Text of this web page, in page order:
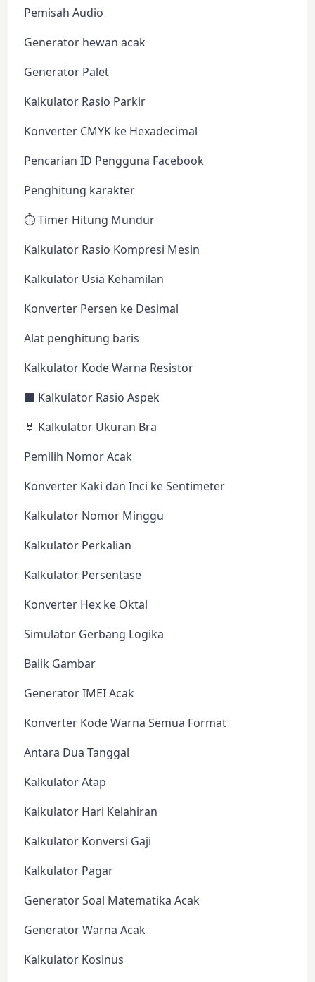
Pemisah Audio
Generator hewan acak
Generator Palet
Kalkulator Rasio Parkir
Konverter CMYK ke Hexadecimal
Pencarian ID Pengguna Facebook
Penghitung karakter
⏱️ Timer Hitung Mundur
Kalkulator Rasio Kompresi Mesin
Kalkulator Usia Kehamilan
Konverter Persen ke Desimal
Alat penghitung baris
Kalkulator Kode Warna Resistor
⬛ Kalkulator Rasio Aspek
👙 Kalkulator Ukuran Bra
Pemilih Nomor Acak
Konverter Kaki dan Inci ke Sentimeter
Kalkulator Nomor Minggu
Kalkulator Perkalian
Kalkulator Persentase
Konverter Hex ke Oktal
Simulator Gerbang Logika
Balik Gambar
Generator IMEI Acak
Konverter Kode Warna Semua Format
Antara Dua Tanggal
Kalkulator Atap
Kalkulator Hari Kelahiran
Kalkulator Konversi Gaji
Kalkulator Pagar
Generator Soal Matematika Acak
Generator Warna Acak
Kalkulator Kosinus